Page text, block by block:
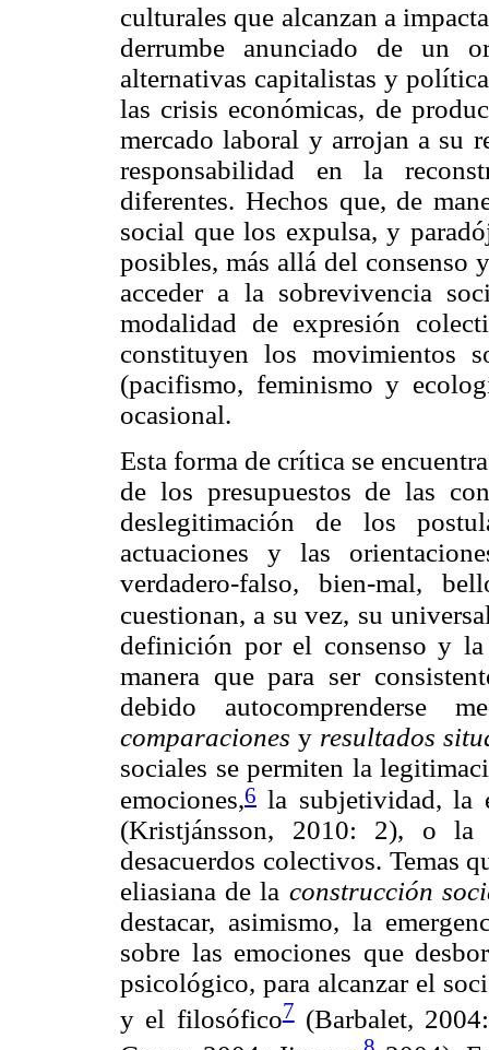
culturales que alcanzan a
derrumbe anunciado de un
alternativas capitalistas y
las crisis económicas, de
mercado laboral y arrojan a su
responsabilidad en la
diferentes. Hechos que, de
social que los expulsa, y
posibles, más allá del consenso
acceder a la sobrevivencia
modalidad de expresión
constituyen los movimientos
(pacifismo, feminismo y
ocasional.
Esta forma de crítica se
de los presupuestos de las
deslegitimación de los
actuaciones y las
verdadero-falso, bien-mal,
cuestionan, a su vez, su
definición por el consenso y
manera que para ser
debido autocomprenderse
comparaciones y resultados
sociales se permiten la
emociones,6 la subjetividad, la
(Kristjánsson, 2010: 2), o la
desacuerdos colectivos. Temas
eliasiana de la construcción
destacar, asimismo, la
sobre las emociones que
psicológico, para alcanzar el
y el filosófico7(Barbalet,